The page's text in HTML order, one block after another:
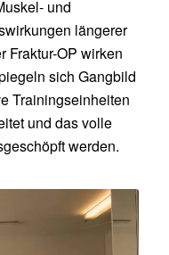
und
längerer
Fraktur-OP wirken
sich Gangbild
Trainingseinheiten
und das volle
werden.